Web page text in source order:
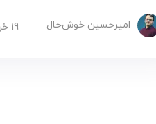
امیرحسین ‌خوش‌حال 19 خرداد 1402